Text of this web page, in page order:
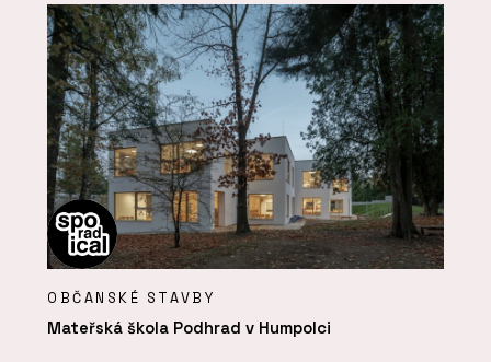
OBČANSKÉ STAVBY
Mateřská škola Podhrad v Humpolci